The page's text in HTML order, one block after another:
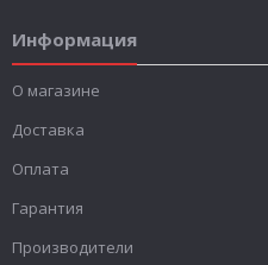
Информация
О магазине
Доставка
Оплата
Гарантия
Производители